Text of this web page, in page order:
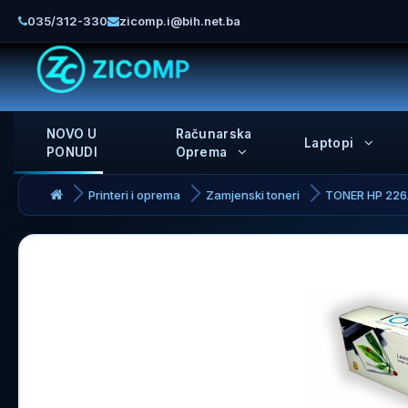
035/312-330 zicomp.i@bih.net.ba
NOVO U
PONUDI
Računarska
Oprema
Laptopi
Printeri i oprema Zamjenski toneri TONER HP